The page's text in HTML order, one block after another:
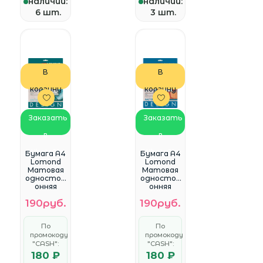
6 шт.
3 шт.
В
корзину
Заказать
в
WhatsApp
Бумага A4
Lomond
Матовая
одностор
онняя
белая с
тиснение
м
""Гребёнка
"" 200г/м2
10л.
(0927041)
190руб.
По
промокоду
"CASH":
180 ₽
В
корзину
Заказать
в
WhatsApp
Бумага A4
Lomond
Матовая
одностор
онняя
белая с
тиснение
м
""Папирус"
" 230г/м2
10л.
(0929041)
190руб.
По
промокоду
"CASH":
180 ₽